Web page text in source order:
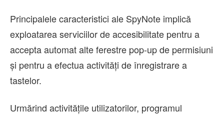
Principalele caracteristici ale SpyNote implică
exploatarea serviciilor de accesibilitate pentru a
accepta automat alte ferestre pop-up de permisiuni
și pentru a efectua activități de înregistrare a
tastelor.
Urmărind activitățile utilizatorilor, programul